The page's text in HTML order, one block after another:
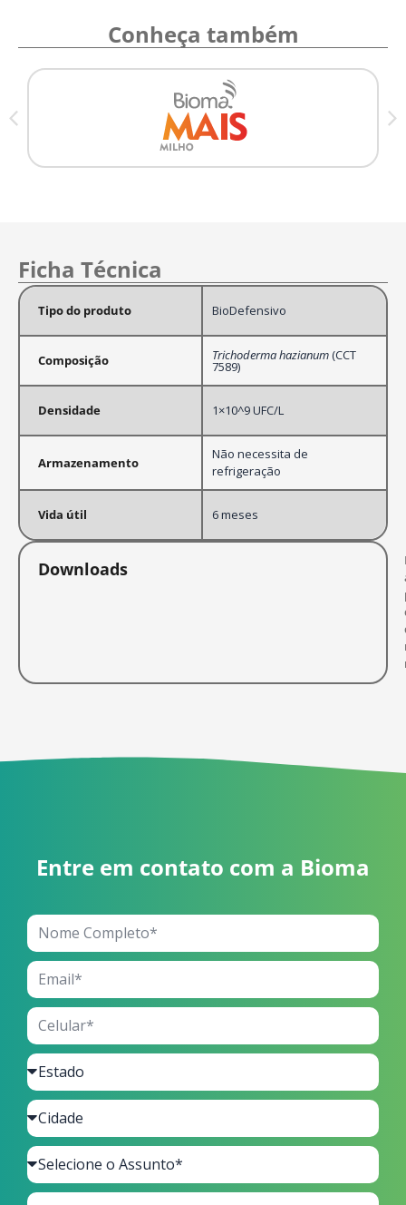
Conheça também
Ficha Técnica
Tipo do produto BioDefensivo
Composição Trichoderma hazianum(CCT
7589)
Densidade 1×10^9 UFC/L
Armazenamento
Não necessita de
refrigeração
Vida útil 6 meses
Downloads
Entre em contato com a Bioma